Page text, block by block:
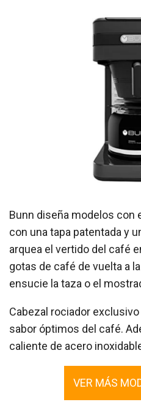
Bunn diseña modelos con
con una tapa patentada y
arquea el vertido del café
gotas de café de vuelta a
ensucie la taza o el
Cabezal rociador
sabor óptimos del café.
caliente de acero
VER MÁS